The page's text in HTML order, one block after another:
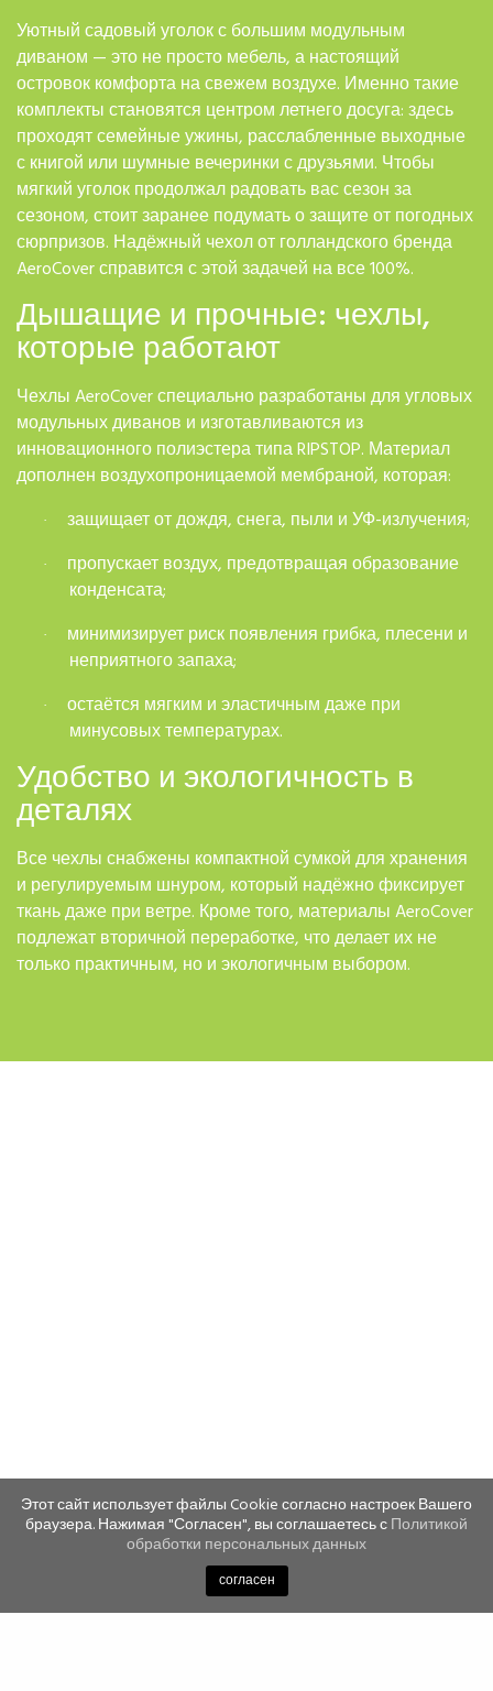
Уютный садовый уголок с большим модульным
диваном — это не просто мебель, а настоящий
островок комфорта на свежем воздухе. Именно такие
комплекты становятся центром летнего досуга: здесь
проходят семейные ужины, расслабленные выходные
с книгой или шумные вечеринки с друзьями. Чтобы
мягкий уголок продолжал радовать вас сезон за
сезоном, стоит заранее подумать о защите от погодных
сюрпризов. Надёжный чехол от голландского бренда
AeroCover справится с этой задачей на все 100%.
Дышащие и прочные: чехлы,
которые работают
Чехлы AeroCover специально разработаны для угловых
модульных диванов и изготавливаются из
инновационного полиэстера типа RIPSTOP. Материал
дополнен воздухопроницаемой мембраной, которая:
· защищает от дождя, снега, пыли и УФ-излучения;
·
пропускает воздух, предотвращая образование
конденсата;
·
минимизирует риск появления грибка, плесени и
неприятного запаха;
·
остаётся мягким и эластичным даже при
минусовых температурах.
Удобство и экологичность в
деталях
Все чехлы снабжены компактной сумкой для хранения
и регулируемым шнуром, который надёжно фиксирует
ткань даже при ветре. Кроме того, материалы AeroCover
подлежат вторичной переработке, что делает их не
только практичным, но и экологичным выбором.
Этот сайт использует файлы Cookie согласно настроек Вашего
браузера. Нажимая "Согласен", вы соглашаетесь сПолитикой
обработки персональных данных
согласен